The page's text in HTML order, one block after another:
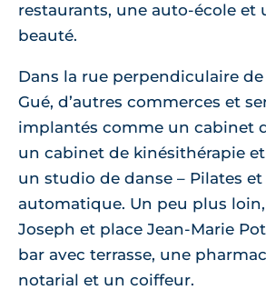
restaurants, une auto-école
beauté.
Dans la rue perpendiculaire
Gué, d’autres commerces et
implantés comme un cabinet
un cabinet de kinésithérapie et
un studio de danse – Pilates
automatique. Un peu plus
Joseph et place Jean-Marie
bar avec terrasse, une
notarial et un coiffeur.